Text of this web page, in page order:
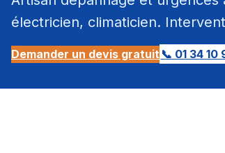
électricien, climaticien.
Demander un devis gratuit 📞 01 34 10